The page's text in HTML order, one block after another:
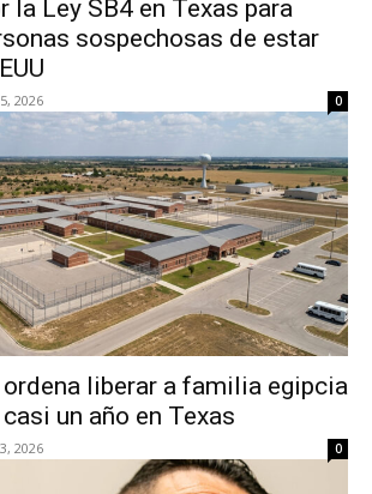
la Ley SB4 en Texas para
sospechosas de estar
2026 0
liberar a familia egipcia
un año en Texas
2026 0